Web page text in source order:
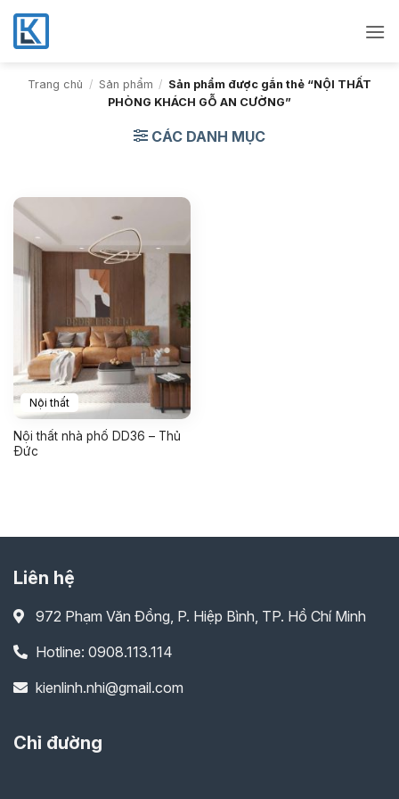
Bỏ
qua
nội
dungTrang chủ / Sản phẩm / Sản phẩm được gắn thẻ “NỘI THẤT
PHÒNG KHÁCH GỖ AN CƯỜNG”
CÁC DANH MỤC
Nội thất
Nội thất nhà phố DD36 – Thủ
Đức
Liên hệ
972 Phạm Văn Đồng, P. Hiệp Bình, TP. Hồ Chí Minh
Hotline: 0908.113.114
kienlinh.nhi@gmail.com
Chỉ đường